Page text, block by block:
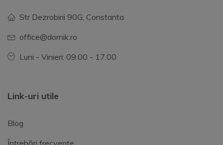
Str Dezrobirii 90G, Constanta
office@dornik.ro
Luni - Vinieri: 09.00 - 17.00
Link-uri utile
Blog